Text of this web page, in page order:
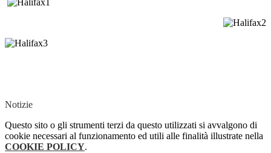
Notizie
Questo sito o gli strumenti terzi da questo utilizzati si avvalgono di
cookie necessari al funzionamento ed utili alle finalità illustrate nella
COOKIE POLICY.